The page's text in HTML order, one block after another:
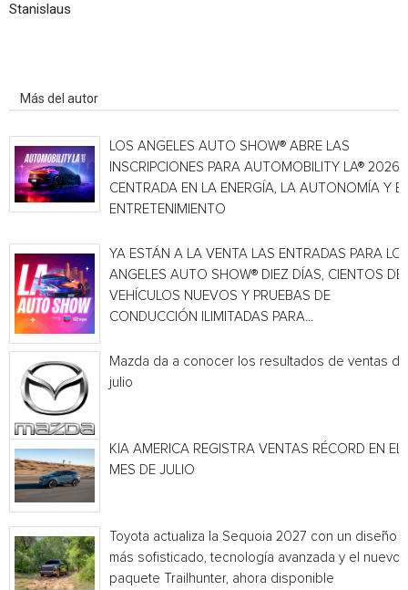
Stanislaus
Más del autor
LOS ANGELES AUTO SHOW® ABRE LAS
INSCRIPCIONES PARA AUTOMOBILITY LA® 2026,
CENTRADA EN LA ENERGÍA, LA AUTONOMÍA Y EL
ENTRETENIMIENTO
YA ESTÁN A LA VENTA LAS ENTRADAS PARA
ANGELES AUTO SHOW® DIEZ DÍAS, CIENTOS DE
VEHÍCULOS NUEVOS Y PRUEBAS DE
CONDUCCIÓN ILIMITADAS PARA...
Mazda da a conocer los resultados de ventas de
julio
KIA AMERICA REGISTRA VENTAS RÉCORD EN EL
MES DE JULIO
Toyota actualiza la Sequoia 2027 con un diseño
más sofisticado, tecnología avanzada y el nuevo
paquete Trailhunter, ahora disponible